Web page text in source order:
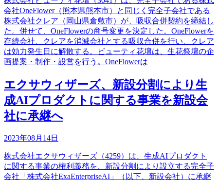
会社OneFlower（熊本県熊本市）と同じく完全子会社である
株式会社クレア（岡山県倉敷市）が、吸収合併契約を締結し
た。併せて、OneFlowerの商号変更を決定した。OneFlowerを
存続会社、クレアを消滅会社とする吸収合併を行い、クレア
は効力発生日に解散する。ビューティ花壇は、生花祭壇の企
画提案・制作・設営を行う。OneFlowerは
エクサウィザーズ、新設分割により生
成AIプロダクトに関する事業を新設会
社に承継へ
2023年08月14日
株式会社エクサウィザーズ（4259）は、生成AIプロダクト
に関する事業の権利義務を、新設分割により設立する完全子
会社「株式会社ExaEnterpriseAI」（以下、新設会社）に承継